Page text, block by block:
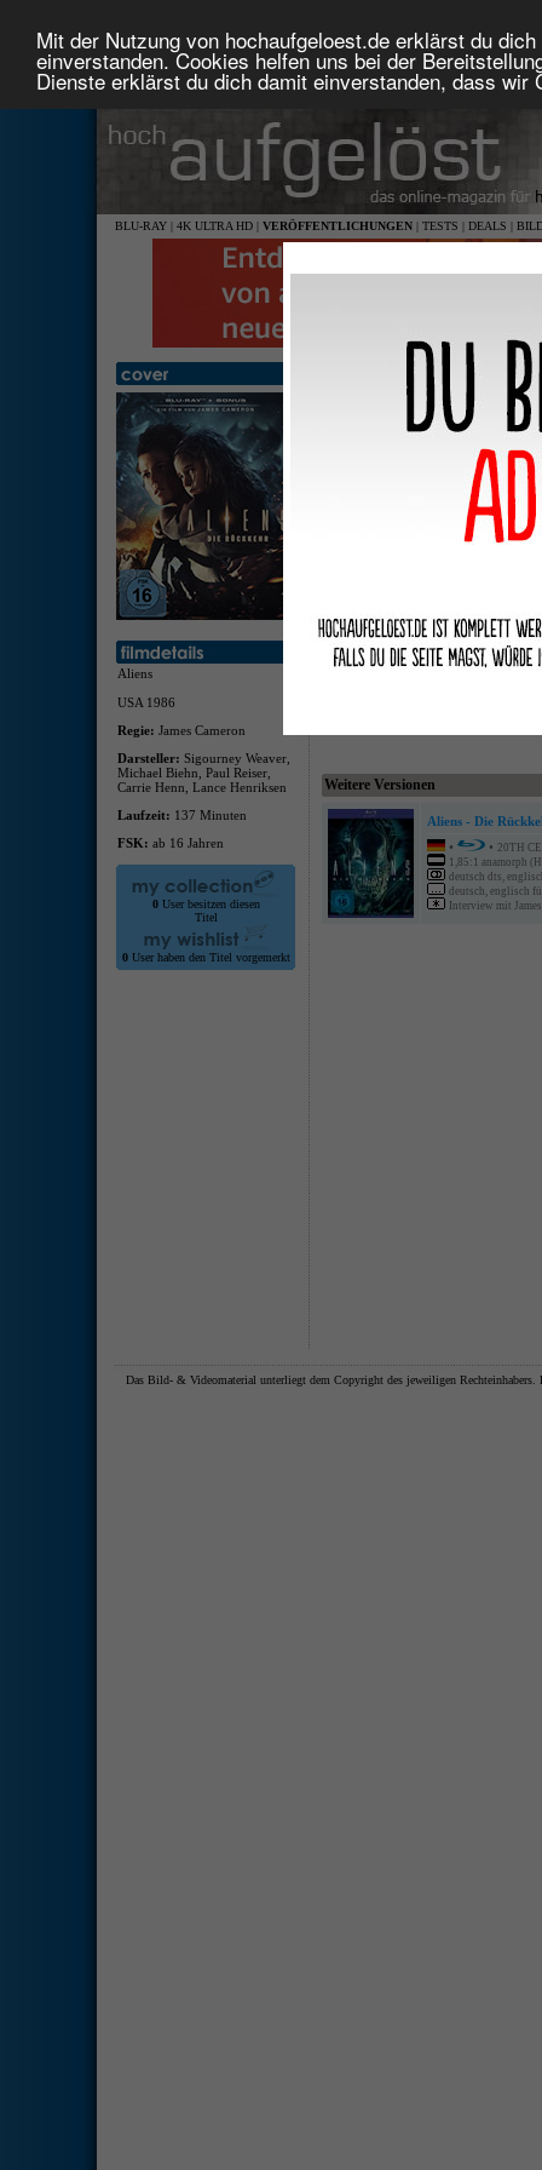
Mit der Nutzung von hochaufgeloest.de erklärst du
einverstanden. Cookies helfen uns bei der
Dienste erklärst du dich damit einverstanden, dass
BLU-RAY | 4K ULTRA HD | VERÖFFENTLICHUNGEN | TESTS | DEALS |
Aliens
USA 1986
Regie: James Cameron
Darsteller: Sigourney Weaver,
Michael Biehn, Paul Reiser,
Carrie Henn, Lance Henriksen
Laufzeit: 137 Minuten
FSK: ab 16 Jahren
0User besitzen diesen
Titel
0User haben den Titel vorgemerkt
Aliens - Die Rückkehr
von
Weitere Versionen
Aliens - Die
•
• 20TH
1,85:1 anamorph
deutsch dts,
deutsch, englisch
Interview mit
Das Bild- & Videomaterial unterliegt dem Copyright des jeweiligen